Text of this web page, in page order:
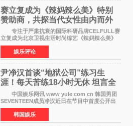
赛立复成为《辣妈辣么美》特别
赞助商，共探当代女性由内而外
活力美
专注于严肃抗衰的国际科研品牌CELFULL赛
立复成为北京卫视生活时尚综艺《辣妈辣么美》
的特别赞助商,明星辣妈袁咏仪倾情参与，向广大
都市女性传递健康生活新主张，寄语当代女性在
家庭与自我之间
娱乐评论
尹净汉首谈“地狱公司”练习生
涯！每天苦练18小时无休 坦言全
靠成员撑过来
中国娱乐网讯 www yule com cn 韩国男团
SEVENTEEN成员净汉近日在节目中首度公开出
道前的残酷练习生经历，并提及经纪公司Pledis
娱乐，引发广泛关注。 在8月2日播出的日本
TBS综艺节目《周
韩国娱乐